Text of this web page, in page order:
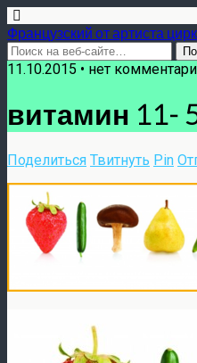
Французский от артиста
11.10.2015 • нет
витамин 11-
Поделиться Твитнуть Pin